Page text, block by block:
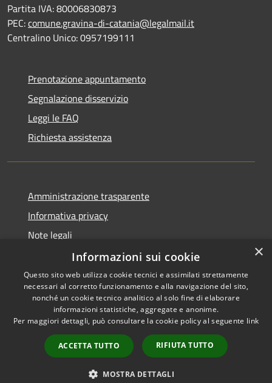
Partita IVA: 80006830873
PEC:comune.gravina-di-catania@legalmail.it
Centralino Unico: 0957199111
Prenotazione appuntamento
Segnalazione disservizio
Leggi le FAQ
Richiesta assistenza
Amministrazione trasparente
Informativa privacy
Note legali
Dichiarazione di accessibilità
RSS
Accessibilità
Copyright © 2026 • Comune di
byMunicipium
Accesso
redazione
×
Informazioni sui cookie
Questo sito web utilizza cookie tecnici e assimilati strettamente
necessari al corretto funzionamento e alla navigazione del sito,
nonché un cookie tecnico analitico al solo fine di elaborare
informazioni statistiche, aggregate e anonime.
Per maggiori dettagli, può consultare la cookie policy al seguente link
ACCETTA TUTTO RIFIUTA TUTTO
MOSTRA DETTAGLI